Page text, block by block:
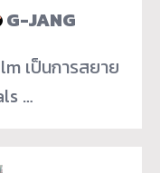
G-JANG
เป็นการสยาย
…